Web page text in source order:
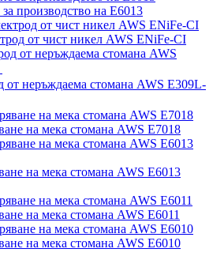
производство на E6013
от чист никел AWS ENiFe-CI
от неръждаема стомана AWS E309L-
на мека стомана AWS E7018
на мека стомана AWS E6013
на мека стомана AWS E6011
на мека стомана AWS E6010